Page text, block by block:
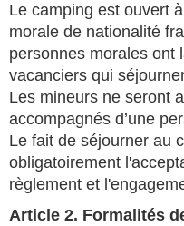
Le camping est ouvert
morale de nationalité
personnes morales ont
vacanciers qui
Les mineurs ne seront
accompagnés d’une
Le fait de séjourner au
obligatoirement
règlement et
Article 2. Formalités